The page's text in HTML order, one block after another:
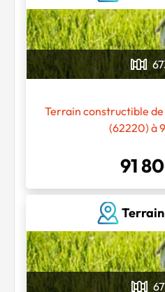
Terrain constructible de
(62220) à
91